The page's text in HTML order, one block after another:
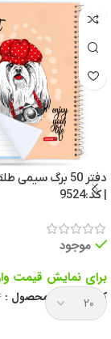
دفتر 50 برگ
| کد:9524
موجود
برای نمایش قیمت
کد انحصاری محصول :